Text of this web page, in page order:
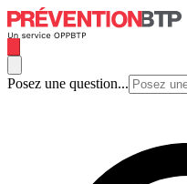
Posez une question...